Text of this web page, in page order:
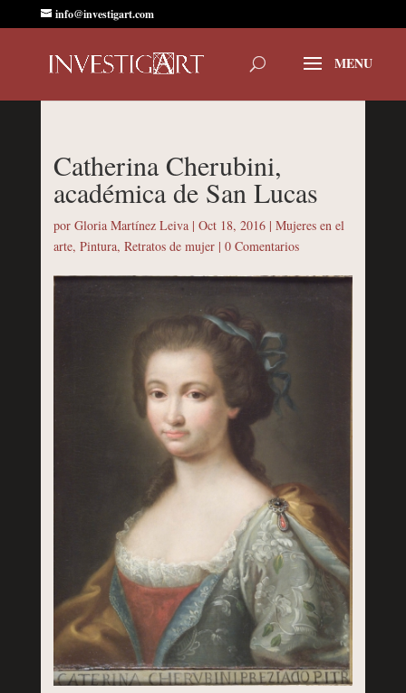
info@investigart.com
Catherina Cherubini,
académica de San Lucas
por Gloria Martínez Leiva| Oct 18, 2016| Mujeres en el
arte, Pintura, Retratos de mujer| 0 Comentarios